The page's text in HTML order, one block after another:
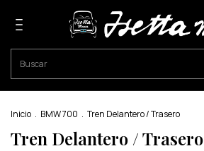
Inicio . BMW 700 . Tren Delantero / Trasero
Tren Delantero / Trasero